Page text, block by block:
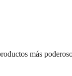
más